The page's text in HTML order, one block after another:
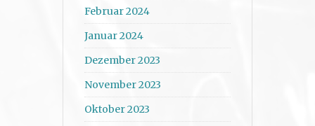
Februar 2024
Januar 2024
Dezember 2023
November 2023
Oktober 2023